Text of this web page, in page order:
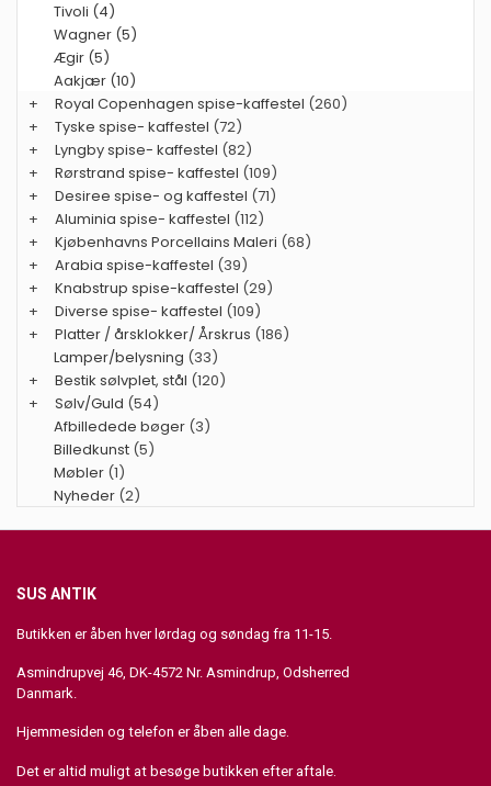
Tivoli (4)
Wagner (5)
Ægir (5)
Aakjær (10)
+
Royal Copenhagen spise-kaffestel (260)
+
Tyske spise- kaffestel (72)
+
Lyngby spise- kaffestel (82)
+
Rørstrand spise- kaffestel (109)
+
Desiree spise- og kaffestel (71)
+
Aluminia spise- kaffestel (112)
+
Kjøbenhavns Porcellains Maleri (68)
+
Arabia spise-kaffestel (39)
+
Knabstrup spise-kaffestel (29)
+
Diverse spise- kaffestel (109)
+
Platter / årsklokker/ Årskrus (186)
Lamper/belysning (33)
+
Bestik sølvplet, stål (120)
+
Sølv/Guld (54)
Afbilledede bøger (3)
Billedkunst (5)
Møbler (1)
Nyheder (2)
SUS ANTIK
Butikken er åben hver lørdag og søndag fra 11-15.
Asmindrupvej 46, DK-4572 Nr. Asmindrup, Odsherred
Danmark.
Hjemmesiden og telefon er åben alle dage.
Det er altid muligt at besøge butikken efter aftale.